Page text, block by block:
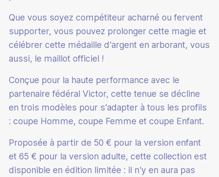
Que vous soyez compétiteur acharné ou fervent
supporter, vous pouvez prolonger cette magie et
célébrer cette médaille d'argent en arborant, vous
aussi, le maillot officiel !
Conçue pour la haute performance avec le
partenaire fédéral Victor, cette tenue se décline
en trois modèles pour s'adapter à tous les profils
: coupe Homme, coupe Femme et coupe Enfant.
Proposée à partir de 50 € pour la version enfant
et 65 € pour la version adulte, cette collection est
disponible en édition limitée : il n'y en aura pas